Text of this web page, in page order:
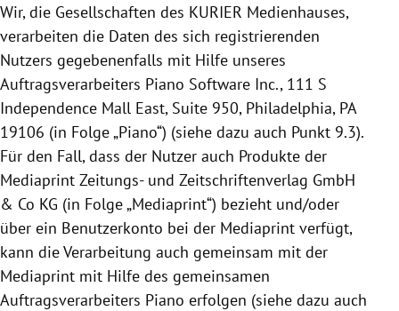
Wir, die Gesellschaften des KURIER Medienhauses,
verarbeiten die Daten des sich registrierenden
Nutzers gegebenenfalls mit Hilfe unseres
Auftragsverarbeiters Piano Software Inc., 111 S
Independence Mall East, Suite 950, Philadelphia, PA
19106 (in Folge „Piano“) (siehe dazu auch Punkt 9.3).
Für den Fall, dass der Nutzer auch Produkte der
Mediaprint Zeitungs- und Zeitschriftenverlag GmbH
& Co KG (in Folge „Mediaprint“) bezieht und/oder
über ein Benutzerkonto bei der Mediaprint verfügt,
kann die Verarbeitung auch gemeinsam mit der
Mediaprint mit Hilfe des gemeinsamen
Auftragsverarbeiters Piano erfolgen (siehe dazu auch